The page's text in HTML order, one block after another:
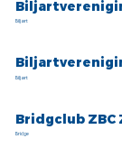
Biljart
Biljart
Bridge
Bridgclub ZBC